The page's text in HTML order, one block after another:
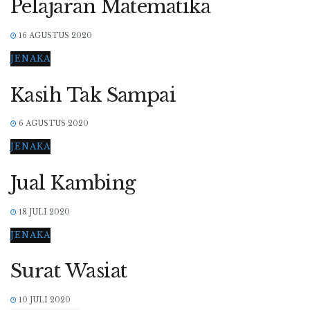
Pelajaran Matematika
16 AGUSTUS 2020
JENAKA
Kasih Tak Sampai
6 AGUSTUS 2020
JENAKA
Jual Kambing
18 JULI 2020
JENAKA
Surat Wasiat
10 JULI 2020